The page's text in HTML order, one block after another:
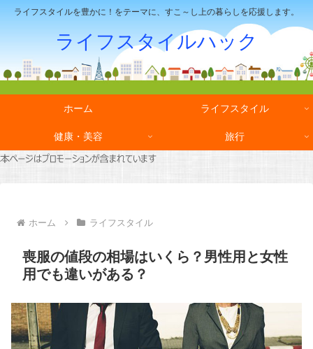
ライフスタイルを豊かに！をテーマに、すこ～し上の暮らしを応援します。
ライフスタイルハック
ホーム ライフスタイル
健康・美容 旅行
ホーム ライフスタイル
喪服の値段の相場はいくら？男性用と女性
用でも違いがある？